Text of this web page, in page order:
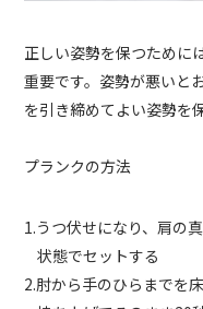
正しい姿勢を保つために
重要です。姿勢が悪いと
を引き締めてよい姿勢を
プランクの方法
1.うつ伏せになり、肩の
状態でセットする
2.肘から手のひらまでを